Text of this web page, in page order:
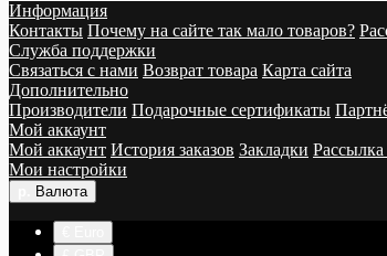
Информация
Контакты Почему на сайте так мало товаров?
Служба поддержки
Связаться с нами Возврат товара Карта сайта
Дополнительно
Производители Подарочные сертификаты
Мой аккаунт
Мой аккаунт История заказов Закладки
Мои настройки
Валюта